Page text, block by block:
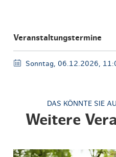
Veranstaltungstermine
Sonntag, 06.12.2026,
DAS KÖNNTE SIE
Weitere